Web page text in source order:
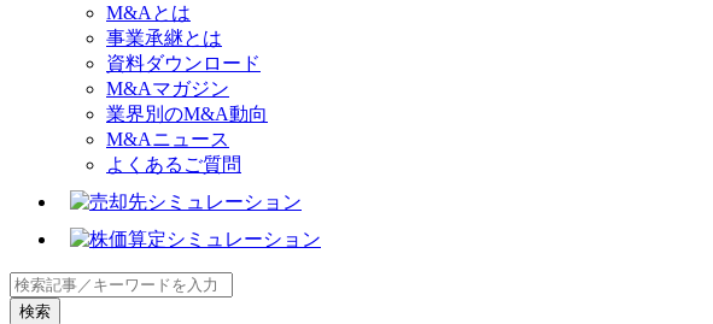
M&Aとは
事業承継とは
資料ダウンロード
M&Aマガジン
業界別のM&A動向
M&Aニュース
よくあるご質問